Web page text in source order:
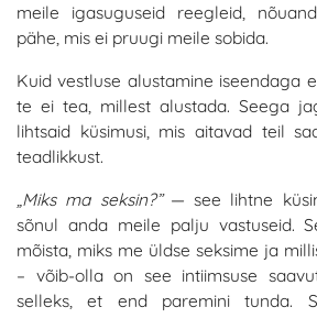
meile igasuguseid reegleid,
pähe, mis ei pruugi meile sobida.
Kuid vestluse alustamine iseendaga
te ei tea, millest alustada. Seega
lihtsaid küsimusi, mis aitavad teil
teadlikkust.
„Miks ma seksin?”— see lihtne
sõnul anda meile palju vastuseid.
mõista, miks me üldse seksime ja
– võib-olla on see intiimsuse
selleks, et end paremini tunda.